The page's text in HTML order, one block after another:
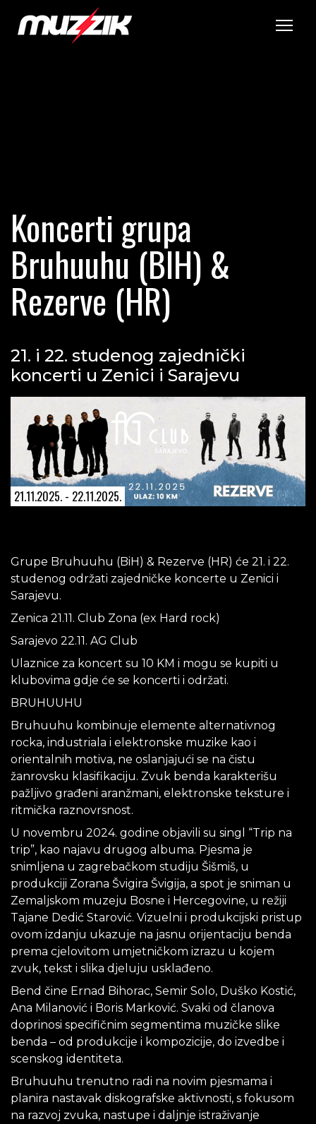
Koncerti grupa
Bruhuuhu (BIH) &
Rezerve (HR)
21. i 22. studenog zajednički
koncerti u Zenici i Sarajevu
21.11.2025. - 22.11.2025.
Grupe Bruhuuhu (BiH) & Rezerve (HR) će 21. i 22.
studenog održati zajedničke koncerte u Zenici i
Sarajevu.
Zenica 21.11. Club Zona (ex Hard rock)
Sarajevo 22.11. AG Club
Ulaznice za koncert su 10 KM i mogu se kupiti u
klubovima gdje će se koncerti i održati.
BRUHUUHU
Bruhuuhu kombinuje elemente alternativnog
rocka, industriala i elektronske muzike kao i
orientalnih motiva, ne oslanjajući se na čistu
žanrovsku klasifikaciju. Zvuk benda karakterišu
pažljivo građeni aranžmani, elektronske teksture i
ritmička raznovrsnost.
U novembru 2024. godine objavili su singl “Trip na
trip”, kao najavu drugog albuma. Pjesma je
snimljena u zagrebačkom studiju Šišmiš, u
produkciji Zorana Švigira Švigija, a spot je sniman u
Zemaljskom muzeju Bosne i Hercegovine, u režiji
Tajane Dedić Starović. Vizuelni i produkcijski pristup
ovom izdanju ukazuje na jasnu orijentaciju benda
prema cjelovitom umjetničkom izrazu u kojem
zvuk, tekst i slika djeluju usklađeno.
Bend čine Ernad Bihorac, Semir Solo, Duško Kostić,
Ana Milanović i Boris Marković. Svaki od članova
doprinosi specifičnim segmentima muzičke slike
benda – od produkcije i kompozicije, do izvedbe i
scenskog identiteta.
Bruhuuhu trenutno radi na novim pjesmama i
planira nastavak diskografske aktivnosti, s fokusom
na razvoj zvuka, nastupe i daljnje istraživanje